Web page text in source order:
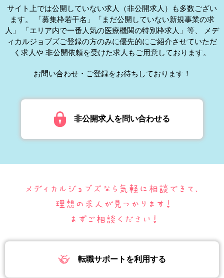
サイト上では公開していない求人（非公開求人）も多数ござい
ます。
「募集枠若干名」「まだ公開していない新規事業の求
人」
「エリア内で一番人気の医療機関の特別枠求人」等、
メデ
ィカルジョブズご登録の方のみに優先的にご紹介させていただ
く求人や 非公開依頼を受けた求人もご用意しております。
お問い合わせ・ご登録をお待ちしております！
非公開求人を問い合わせる
転職サポートを利用する